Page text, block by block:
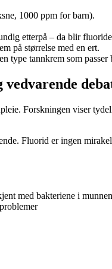
1000 ppm for barn).
etterpå – da blir
på størrelse med en ert.
type tannkrem som passer
Forskningen viser
Fluorid er ingen
med bakteriene i